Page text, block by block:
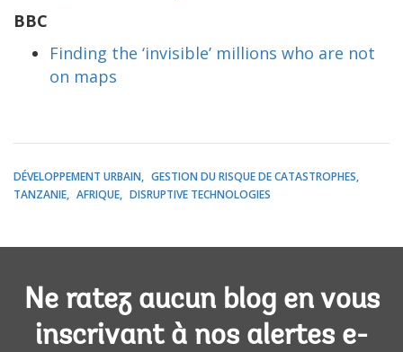
BBC
Finding the ‘invisible’ millions who are not
on maps
DÉVELOPPEMENT URBAIN
GESTION DU RISQUE DE CATASTROPHES
TANZANIE
AFRIQUE DISRUPTIVE TECHNOLOGIES
Ne ratez aucun blog en vous
inscrivant à nos alertes e-